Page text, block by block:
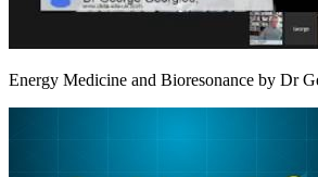
Energy Medicine and Bioresonance by Dr